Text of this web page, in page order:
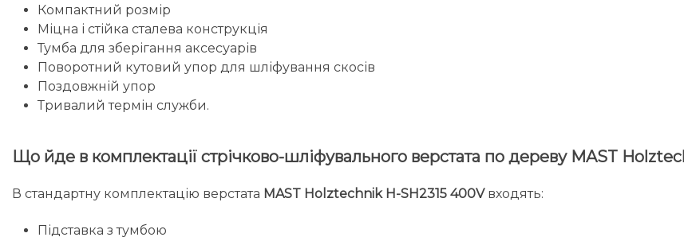
Компактний розмір
Міцна і стійка сталева конструкція
Тумба для зберігання аксесуарів
Поворотний кутовий упор для шліфування скосів
Поздовжній упор
Тривалий термін служби.
Що йде в комплектації стрічково-шліфувального верстата по дереву MAST
В стандартну комплектацію верстата MAST Holztechnik H-SH2315 400V входять:
Підставка з тумбою